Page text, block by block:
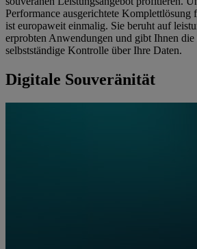
Performance ausgerichtete Komplettlösung
ist europaweit einmalig. Sie beruht auf
erprobten Anwendungen und gibt Ihnen die
selbstständige Kontrolle über Ihre Daten.
Digitale Souveränität